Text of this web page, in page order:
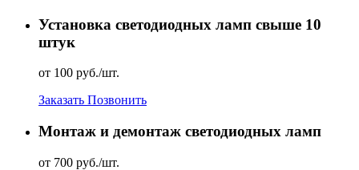
Установка светодиодных ламп свыше 10
штук
от 100 руб./шт.
Заказать Позвонить
Монтаж и демонтаж светодиодных ламп
от 700 руб./шт.